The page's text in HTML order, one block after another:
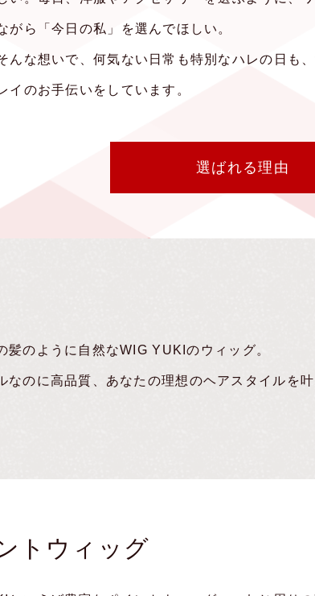
がら「今日の私」を選んでほしい。
んな想いで、何気ない日常も特別なハレの日も
イのお手伝いをしています。
選ばれる理由
髪のように自然なWIG YUKIのウィッグ。
なのに高品質、あなたの理想のヘアスタイルを叶
ウィッグ